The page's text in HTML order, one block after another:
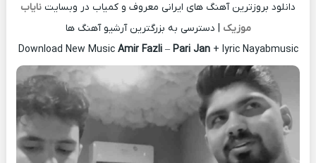
دانلود بروزترین آهنگ های ایرانی معروف و کمیاب در وبسایت نایاب
موزیک | دسترسی به بزرگترین آرشیو آهنگ ها
Download New Music Amir Fazli– Pari Jan+ lyric Nayabmusic